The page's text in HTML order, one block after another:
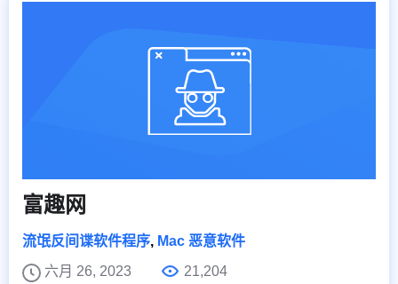
富趣网
流氓反间谍软件程序, Mac 恶意软件
六月 26, 2023
21,204